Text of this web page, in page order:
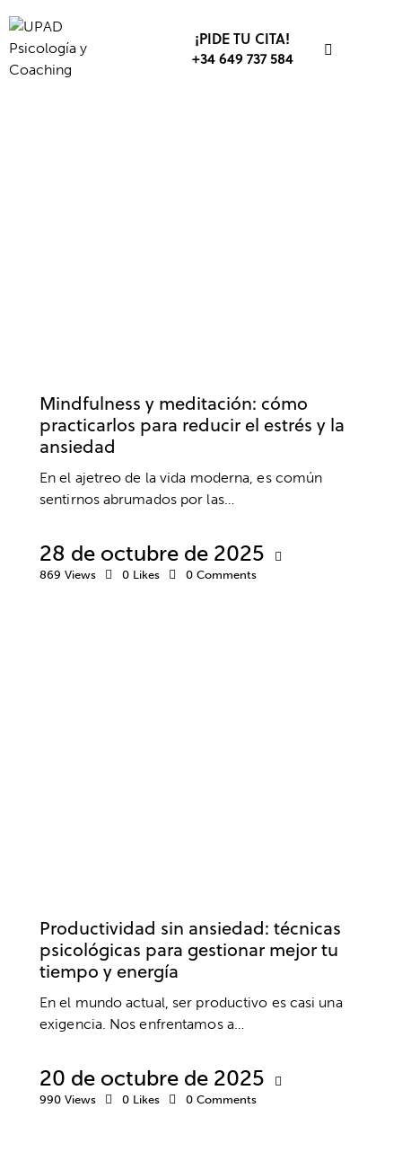
¡PIDE TU CITA!
+34 649 737 584
Mindfulness y meditación: cómo
practicarlos para reducir el estrés y la
ansiedad
En el ajetreo de la vida moderna, es común
sentirnos abrumados por las…
28 de octubre de 2025
869 Views 0 Likes 0 Comments
Productividad sin ansiedad: técnicas
psicológicas para gestionar mejor tu
tiempo y energía
En el mundo actual, ser productivo es casi una
exigencia. Nos enfrentamos a…
20 de octubre de 2025
990 Views 0 Likes 0 Comments